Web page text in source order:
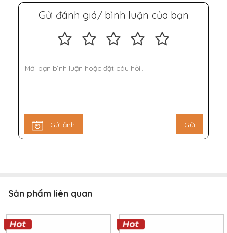
Gửi đánh giá/ bình luận của bạn
Gửi ảnh Gửi
Sản phẩm liên quan